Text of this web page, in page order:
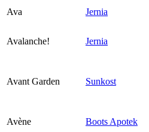
Ava
Jernia
Avalanche! Jernia
Avant Garden Sunkost
Avène Boots Apotek